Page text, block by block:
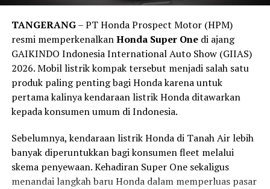
nasional.
Edukasi Keselamatan dan Program
Sosial Bosch
Selain memperagakan teknologi keselamatan modern,
Bosch juga mengedukasi pengunjung mengenai
pentingnya melakukan perawatan kendaraan secara
berkala agar seluruh sistem keselamatan tetap bekerja
secara optimal.
Bosch turut menghadirkan berbagai produk aftermarket
pengereman berperforma tinggi. Kombinasi ini
mengindikasikan bahwa Dodge tidak hanya mengejar
angka tenaga, tetapi juga meningkatkan kemampuan
handling dan pengereman.
Menariknya, salah satu unit terlihat membawaRacepak
data logger. Perangkat tersebut digunakan untuk
merekam berbagai parameter kendaraan selama proses
Kehadiran alat tersebut memperkuat dugaan bahwa
prototipe Charger ini sedang menjalani pengembangan
serius, termasuk pengujian performa dan kemungkinan
TANGERANG– PT Honda Prospect Motor (HPM)
resmi memperkenalkanHonda Super Onedi ajang
GAIKINDO Indonesia International Auto Show (GIIAS)
2026. Mobil listrik kompak tersebut menjadi salah satu
produk paling penting bagi Honda karena untuk
pertama kalinya kendaraan listrik Honda ditawarkan
kepada konsumen umum di Indonesia.
Sebelumnya, kendaraan listrik Honda di Tanah Air lebih
banyak diperuntukkan bagi konsumen fleet melalui
skema penyewaan. Kehadiran Super One sekaligus
menandai langkah baru Honda dalam memperluas pasar